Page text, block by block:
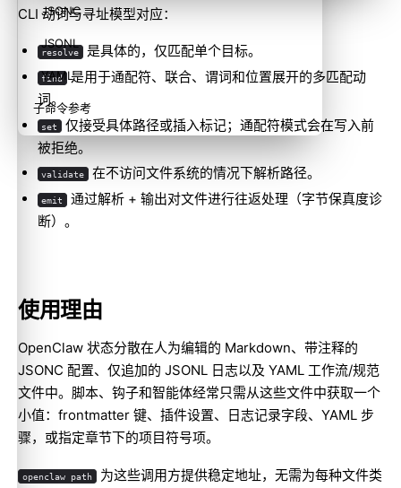
CLI 动词与寻址模型对应：
resolve 是具体的，仅匹配单个目标。
find 是用于通配符、联合、谓词和位置展开的多匹配动
词。
set
仅接受具体路径或插入标记；通配符模式会在写入前
被拒绝。
validate 在不访问文件系统的情况下解析路径。
emit
通过解析 + 输出对文件进行往返处理（字节保真度诊
断）。
使用理由
OpenClaw 状态分散在人为编辑的 Markdown、带注释的
JSONC 配置、仅追加的 JSONL 日志以及 YAML 工作流/规范
文件中。脚本、钩子和智能体经常只需从这些文件中获取一个
小值：frontmatter 键、插件设置、日志记录字段、YAML 步
骤，或指定章节下的项目符号项。
openclaw path 为这些调用方提供稳定地址，无需为每种文件类
JSONC
JSONL
YAML
子命令参考
resolve <oc-path>
find <pattern>
set <oc-path> <value>
退出代码
注意事项
相关内容